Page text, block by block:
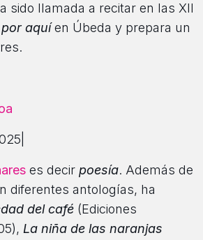
sido llamada a recitar en las XII
aquíen Úbeda y prepara un
es decir poesía. Además de
diferentes antologías, ha
del café (Ediciones
La niña de las naranjas